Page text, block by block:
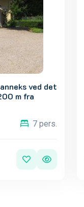
ved det
m fra
7 pers.